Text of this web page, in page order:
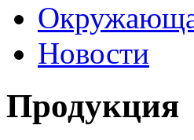
Новости
Продукция